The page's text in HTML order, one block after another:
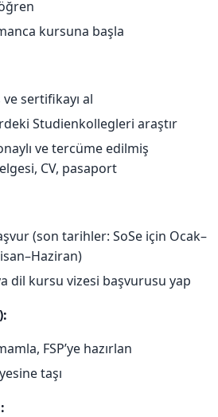
kursuna başla
sertifikayı al
Studienkollegleri araştır
ve tercüme edilmiş
CV, pasaport
(son tarihler: SoSe için Ocak–
dil kursu vizesi başvurusu yap
FSP’ye hazırlan
taşı